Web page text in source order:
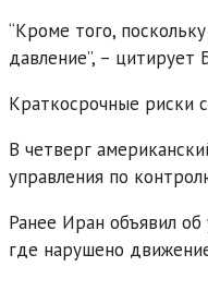
“Кроме того,
давление”, – цитирует
Краткосрочные риски
В четверг
управления по
Ранее Иран объявил
где нарушено